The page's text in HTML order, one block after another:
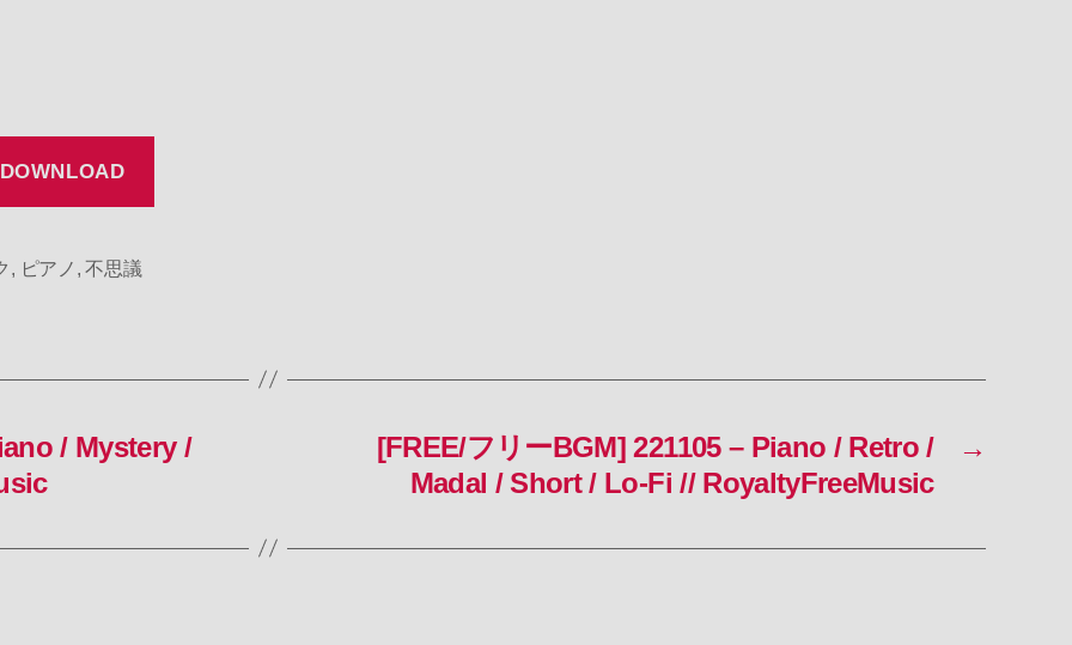
, ピアノ ,不思議
/ Mystery /
→
[FREE/フリーBGM] 221105 – Piano / Retro /
Madal / Short / Lo-Fi // RoyaltyFreeMusic